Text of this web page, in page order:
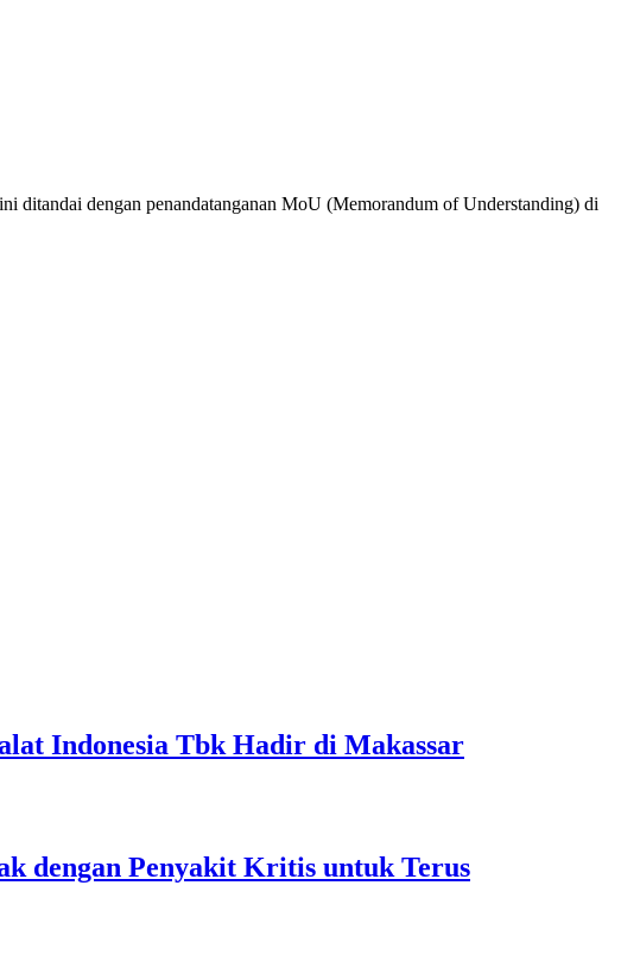
dengan penandatanganan MoU (Memorandum of Understanding) di
Indonesia Tbk Hadir di Makassar
dengan Penyakit Kritis untuk Terus